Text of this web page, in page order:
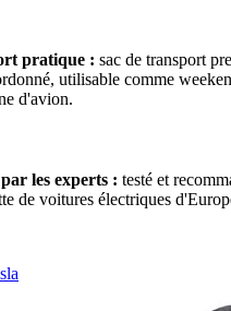
pratique : sac de transport
utilisable comme
d'avion.
les experts : testé et
de voitures électriques